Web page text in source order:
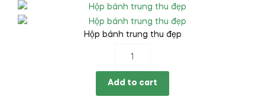
Hộp bánh trung thu đẹp
trung
thu
Add to cart